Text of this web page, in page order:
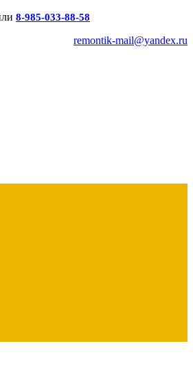
8-985-033-88-58
remontik-mail@yandex.ru